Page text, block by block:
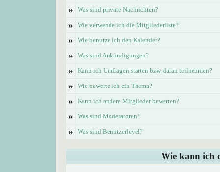
» Was sind private Nachrichten?
» Wie verwende ich die Mitgliederliste?
» Wie benutze ich den Kalender?
» Was sind Ankündigungen?
» Kann ich Umfragen starten bzw. daran teilnehmen?
» Wie bewerte ich ein Thema?
» Kann ich andere Mitglieder bewerten?
» Was sind Moderatoren?
» Was sind Benutzerlevel?
Wie kann ich